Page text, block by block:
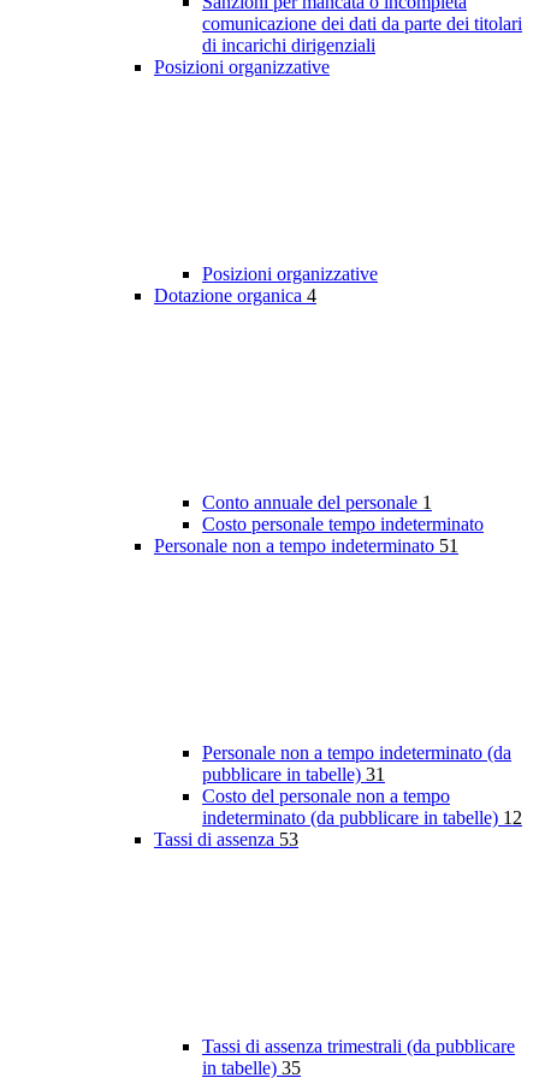
comunicazione dei dati da parte dei titolari
di incarichi dirigenziali
Posizioni organizzative
Posizioni organizzative
Dotazione organica 4
Conto annuale del personale 1
Costo personale tempo indeterminato
Personale non a tempo indeterminato 51
Personale non a tempo indeterminato (da
pubblicare in tabelle) 31
Costo del personale non a tempo
indeterminato (da pubblicare in tabelle) 12
Tassi di assenza 53
Tassi di assenza trimestrali (da pubblicare
in tabelle) 35